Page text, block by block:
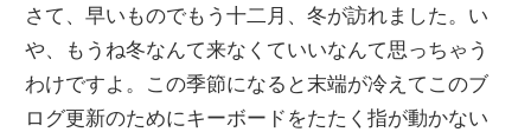
放
送
ウ
ェ
ブ
ペ
さて、早いものでもう十二月、冬が訪れました。い
や、もうね冬なんて来なくていいなんて思っちゃう
わけですよ。この季節になると末端が冷えてこのブ
ログ更新のためにキーボードをたたく指が動かない